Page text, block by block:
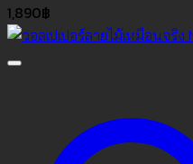
1,890฿